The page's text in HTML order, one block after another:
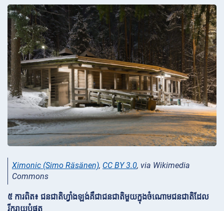
Ximonic (Simo Räsänen), CC BY 3.0, via Wikimedia
Commons
៥ ការពិត៖ ជនជាតិហ្វាំងឡង់គឺជាជនជាតិមួយក្នុងចំណោមជនជាតិដែល
រីករាយបំផុត